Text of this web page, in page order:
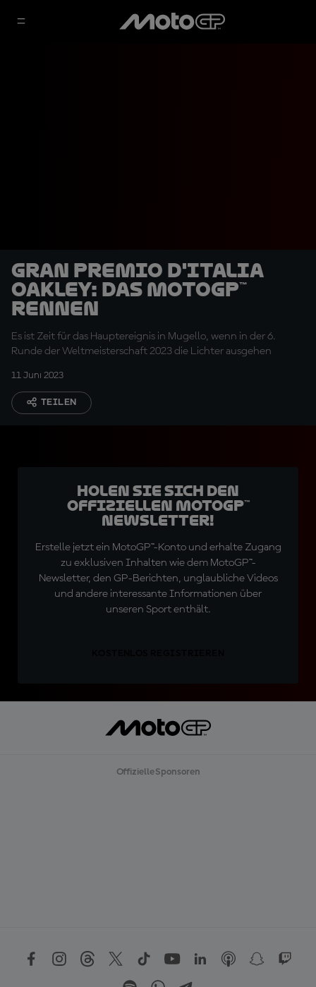
Gran Premio d'Italia
Oakley: Das MotoGP™
Rennen
Es ist Zeit für das Hauptereignis in Mugello, wenn in der 6.
Runde der Weltmeisterschaft 2023 die Lichter ausgehen
11 Juni 2023
TEILEN
Holen Sie sich den
offiziellen MotoGP™
Newsletter!
Erstelle jetzt ein MotoGP™-Konto und erhalte Zugang
zu exklusiven Inhalten wie dem MotoGP™-
Newsletter, den GP-Berichten, unglaubliche Videos
und andere interessante Informationen über
unseren Sport enthält.
Offizielle Sponsoren